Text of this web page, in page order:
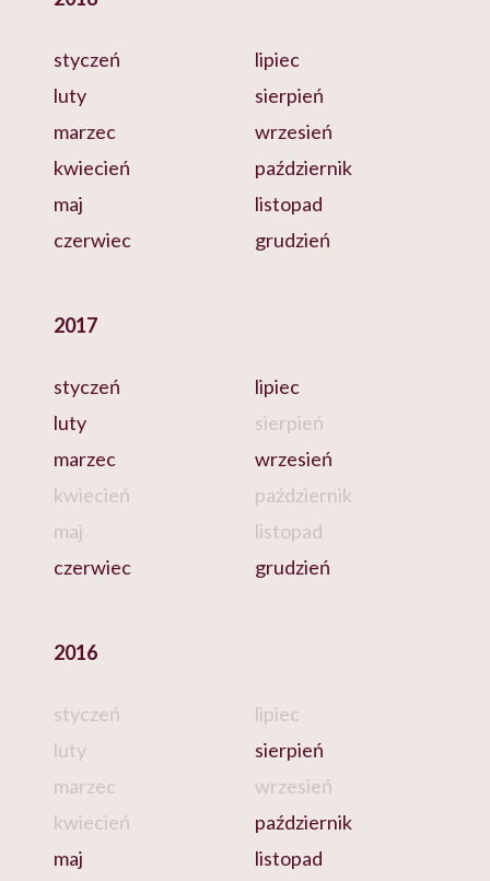
styczeń
luty
marzec
kwiecień
maj
czerwiec
lipiec
sierpień
wrzesień
październik
listopad
grudzień
2017
styczeń
luty
marzec
kwiecień
maj
czerwiec
lipiec
sierpień
wrzesień
październik
listopad
grudzień
2016
styczeń
luty
marzec
kwiecień
maj
lipiec
sierpień
wrzesień
październik
listopad